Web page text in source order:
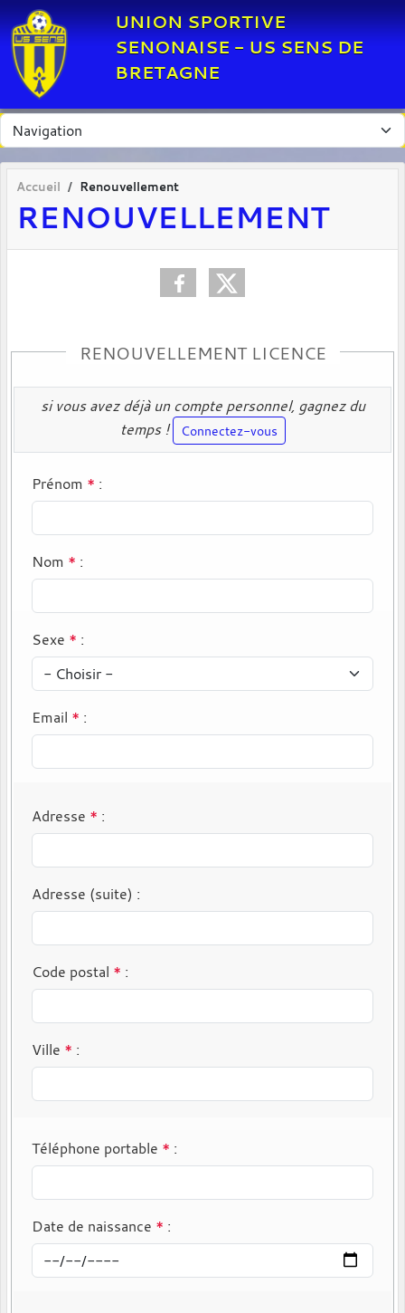
UNION SPORTIVE
SENONAISE - US SENS DE
BRETAGNE
Accueil Renouvellement
RENOUVELLEMENT
RENOUVELLEMENT LICENCE
si vous avez déjà un compte personnel, gagnez du
temps !
Connectez-vous
Prénom * :
Nom * :
Sexe * :
Email * :
Adresse * :
Adresse (suite) :
Code postal * :
Ville * :
Téléphone portable * :
Date de naissance * :
Panneau de gestion des cookies